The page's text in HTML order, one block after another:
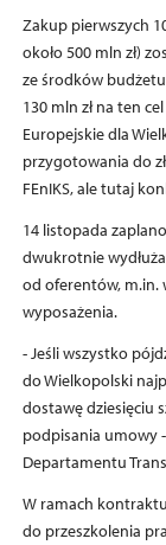
Zakup pierwszych
około 500 mln zł)
ze środków
130 mln zł na ten
Europejskie dla
przygotowania do
FEnIKS, ale tutaj
14 listopada
dwukrotnie
od oferentów, m.in.
wyposażenia.
- Jeśli wszystko
do Wielkopolski
dostawę dziesięciu
podpisania umowy
Departamentu
W ramach
do przeszkolenia